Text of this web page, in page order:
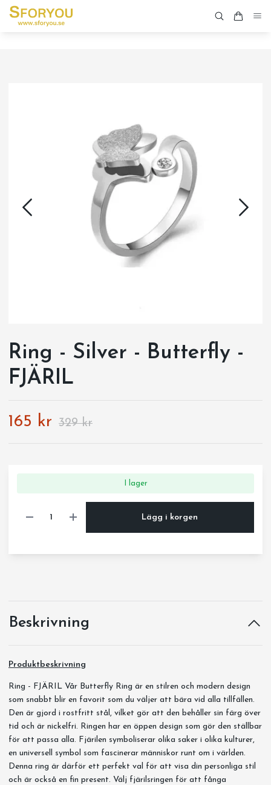
Ring - Silver - Butterfly -
FJÄRIL
165 kr 329 kr
I lager
Lägg i korgen
Beskrivning
Produktbeskrivning
Ring - FJÄRIL Vår Butterfly Ring är en stilren och modern design
som snabbt blir en favorit som du väljer att bära vid alla tillfällen.
Den är gjord i rostfritt stål, vilket gör att den behåller sin färg över
tid och är nickelfri. Ringen har en öppen design som gör den ställbar
för att passa alla. Fjärilen symboliserar olika saker i olika kulturer,
en universell symbol som fascinerar människor runt om i världen.
Denna ring är därför ett perfekt val för att visa din personliga stil
och är också en fin present. Välj fjärilsringen för att fånga